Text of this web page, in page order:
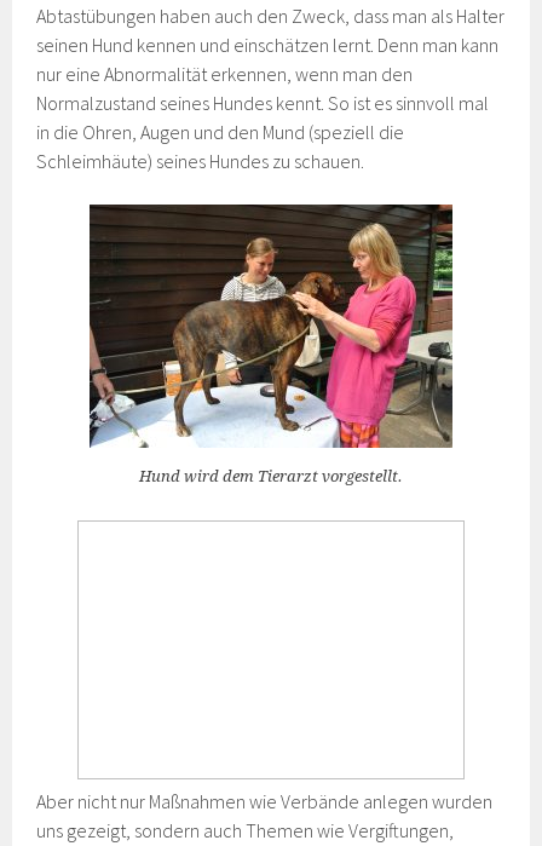
Abtastübungen haben auch den Zweck, dass man als Halter
seinen Hund kennen und einschätzen lernt. Denn man kann
nur eine Abnormalität erkennen, wenn man den
Normalzustand seines Hundes kennt. So ist es sinnvoll mal
in die Ohren, Augen und den Mund (speziell die
Schleimhäute) seines Hundes zu schauen.
Hund wird dem Tierarzt vorgestellt.
Aber nicht nur Maßnahmen wie Verbände anlegen wurden
uns gezeigt, sondern auch Themen wie Vergiftungen,